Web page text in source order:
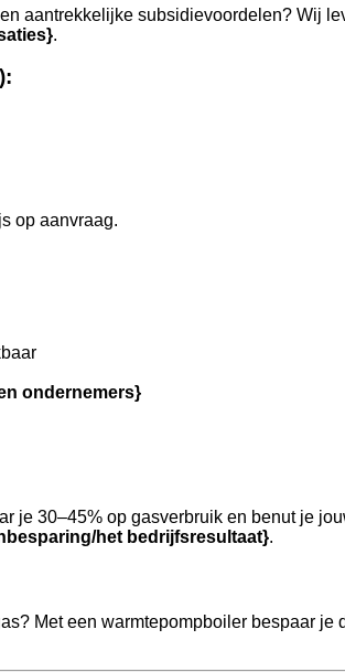
aantrekkelijke subsidievoordelen? Wij
.
op aanvraag.
ondernemers}
je 30–45% op gasverbruik en benut je
het bedrijfsresultaat}.
Met een warmtepompboiler bespaar je